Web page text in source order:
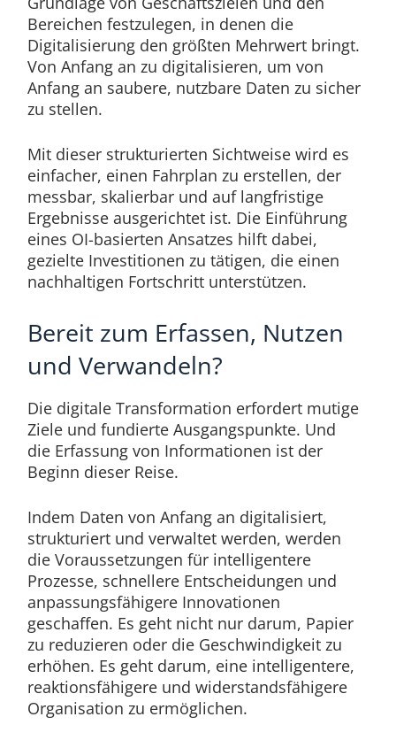
Bereichen festzulegen, in denen die
Digitalisierung den größten Mehrwert bringt.
Von Anfang an zu digitalisieren, um von
Anfang an saubere, nutzbare Daten zu sicher
zu stellen.
Mit dieser strukturierten Sichtweise wird es
einfacher, einen Fahrplan zu erstellen, der
messbar, skalierbar und auf langfristige
Ergebnisse ausgerichtet ist. Die Einführung
eines OI-basierten Ansatzes hilft dabei,
gezielte Investitionen zu tätigen, die einen
nachhaltigen Fortschritt unterstützen.
Bereit zum Erfassen, Nutzen
und Verwandeln?
Die digitale Transformation erfordert mutige
Ziele und fundierte Ausgangspunkte. Und
die Erfassung von Informationen ist der
Beginn dieser Reise.
Indem Daten von Anfang an digitalisiert,
strukturiert und verwaltet werden, werden
die Voraussetzungen für intelligentere
Prozesse, schnellere Entscheidungen und
anpassungsfähigere Innovationen
geschaffen. Es geht nicht nur darum, Papier
zu reduzieren oder die Geschwindigkeit zu
erhöhen. Es geht darum, eine intelligentere,
reaktionsfähigere und widerstandsfähigere
Organisation zu ermöglichen.